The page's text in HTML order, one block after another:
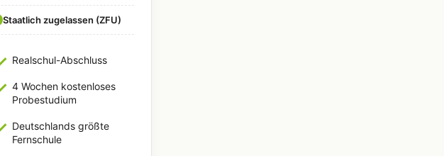
Staatlich zugelassen (ZFU)
Realschul-Abschluss
4 Wochen kostenloses
Probestudium
Deutschlands größte
Fernschule